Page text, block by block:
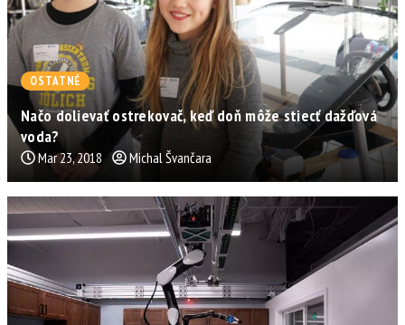
OSTATNÉ
Načo dolievať ostrekovač, keď doň môže stiecť dažďová
voda?
Mar 23, 2018 Michal Švančara